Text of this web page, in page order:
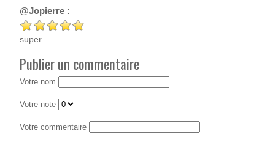
@Jopierre :
super
Publier un commentaire
Votre nom
Votre note
Votre commentaire